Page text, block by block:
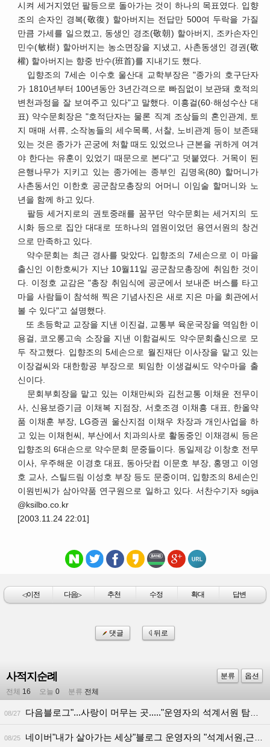
시켜 세거지였던 팔등으로 돌아가는 것이 하나의 목표였다. 입향
조의 손자인 경복(敬復) 할아버지는 전답만 500여 두락을 가질
만큼 가세를 일으켰고, 동생인 경조(敬朝) 할아버지, 조카손자인
민수(敏樹) 할아버지는 농소면장을 지냈고, 사촌동생인 경권(敬
權) 할아버지는 향중 반수(班首)를 지내기도 했다.
입향조의 7세손 이수호 울산대 교학부장은 "종가의 호구단자
가 1810년부터 100년동안 3년간격으로 빠짐없이 보관돼 호적의
변천과정을 잘 보여주고 있다"고 말했다. 이흥걸(60·해성수산 대
표) 약수문회장은 "호적단자는 물론 직계 조상들의 혼인관계, 토
지 매매 서류, 소작농들의 세수목록, 서찰, 노비관계 등이 보존돼
있는 것은 종가가 곤궁에 처할 때도 있었으나 근본을 귀하게 여겨
야 한다는 유훈이 있었기 때문으로 본다"고 덧붙였다. 거목이 된
은행나무가 지키고 있는 종가에는 종부인 김명옥(80) 할머니가
사촌동서인 이한호 공군참모총장의 어머니 이임술 할머니와 노
년을 함께 하고 있다.
팔등 세거지로의 권토중래를 꿈꾸던 약수문회는 세거지의 도
시화 등으로 집안 대대로 또하나의 염원이었던 용연서원의 창건
으로 만족하고 있다.
약수문회는 최근 경사를 맞았다. 입향조의 7세손으로 이 마을
출신인 이한호씨가 지난 10월11일 공군참모총장에 취임한 것이
다. 이정호 교감은 "총장 취임식에 공군에서 보내준 버스를 타고
마을 사람들이 참석해 찍은 기념사진은 새로 지은 마을 회관에서
볼 수 있다"고 설명했다.
또 초등학교 교장을 지낸 이진걸, 교통부 육운국장을 역임한 이
용걸, 코오롱고속 소장을 지낸 이함걸씨도 약수문회출신으로 모
두 작고했다. 입향조의 5세손으로 월진재단 이사장을 맡고 있는
이장걸씨와 대한항공 부장으로 퇴임한 이생걸씨도 약수마을 출
신이다.
문회부회장을 맡고 있는 이채만씨와 김천교통 이채윤 전무이
사, 신용보증기금 이채복 지점장, 서호조경 이채흥 대표, 한올약
품 이채훈 부장, LG증권 울산지점 이채우 차장과 개인사업을 하
고 있는 이채헌씨, 부산에서 치과의사로 활동중인 이채경씨 등은
입향조의 6대손으로 약수문회 문중들이다. 동일제강 이창호 전무
이사, 우주해운 이경호 대표, 동아닷컴 이문호 부장, 홍명고 이영
호 교사, 스틸드림 이성호 부장 등도 문중이며, 입향조의 8세손인
이원빈씨가 삼아약품 연구원으로 일하고 있다. 서찬수기자 sgija
@ksilbo.co.kr
[2003.11.24 22:01]
◁이전 다음▷ 추천 수정 확대 답변
댓글 뒤로
사적지순례 분류
옵션
전체 16 오늘 0 분류 전체
08/27 다음블로그"...사랑이 머무는 곳....."운영자의 석계서원 탐방기
08/25 네이버"내가 살아가는 세상"블로그 운영자의 "석계서원,근재공고택" 탐방기